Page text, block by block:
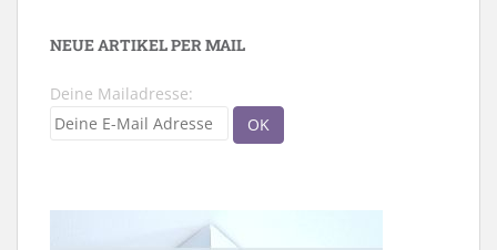
NEUE ARTIKEL PER MAIL
Deine Mailadresse: